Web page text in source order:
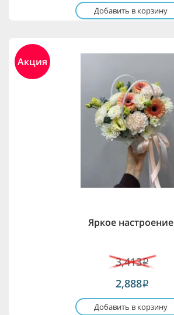
Добавить в корзину
Акция
Яркое настроение
3,413i
2,888i
Добавить в корзину